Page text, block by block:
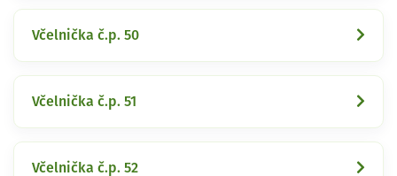
Včelnička č.p. 50
Včelnička č.p. 51
Včelnička č.p. 52